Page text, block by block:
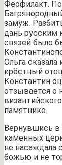
Феофилакт.
замуж.
дань русским
связей было
Ольга
крёстный
Константин
отзывается о
памятнике.
Вернувшись в
каменных
не насаждала
божью и не